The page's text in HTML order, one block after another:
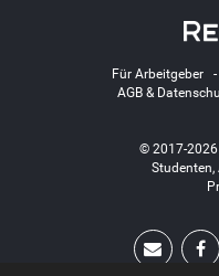
Für Arbeitgeber-
AGB &
© 2017-2026
Studenten,